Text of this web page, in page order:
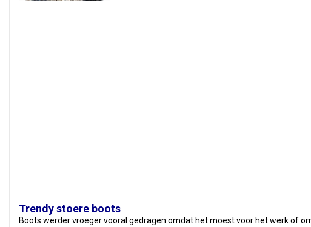
Trendy stoere boots
Boots werder vroeger vooral gedragen omdat het moest voor het werk of